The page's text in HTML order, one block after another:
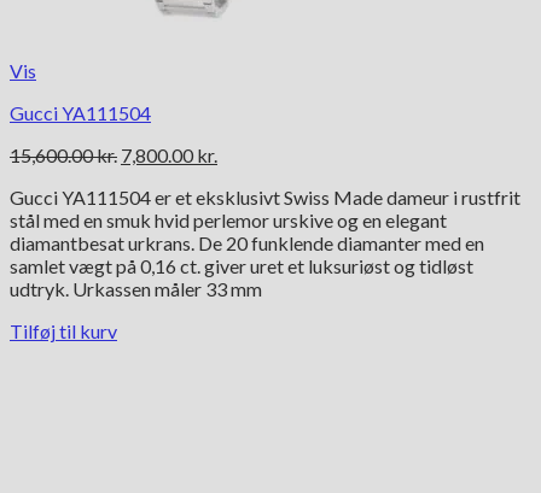
Vis
Gucci YA111504
15,600.00kr. Den
pris
var:
15,600.00 kr..
7,800.00 kr.
pris
er:
7,800.00 kr..
Gucci YA111504 er et eksklusivt Swiss Made dameur i rustfrit
stål med en smuk hvid perlemor urskive og en elegant
diamantbesat urkrans. De 20 funklende diamanter med en
samlet vægt på 0,16 ct. giver uret et luksuriøst og tidløst
udtryk. Urkassen måler 33 mm
Tilføj til kurv